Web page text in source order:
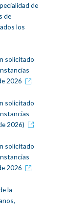
de
de
los
solicitado
2026
solicitado
2026)
solicitado
2026
la